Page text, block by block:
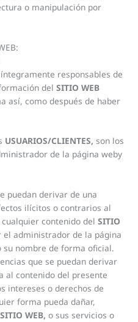
o manipulación por
responsables de
delSITIO WEB
así, como después de haber
USUARIOS/CLIENTES, son los
de la página weby
puedan derivar de una
ilícitos o contrarios al
contenido delSITIO
el administrador de la página
su nombre de forma oficial.
que se puedan derivar
al contenido del presente
intereses o derechos de
forma pueda dañar,
SITIO WEB, o sus servicios o